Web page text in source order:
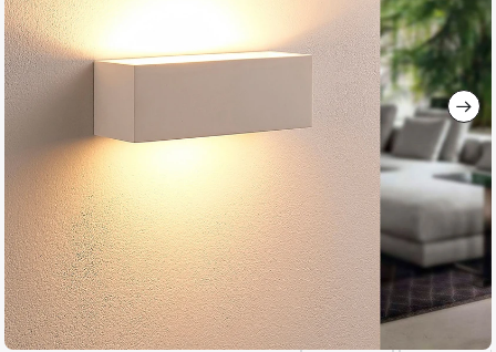
de
afbeeldingen-
gallerij